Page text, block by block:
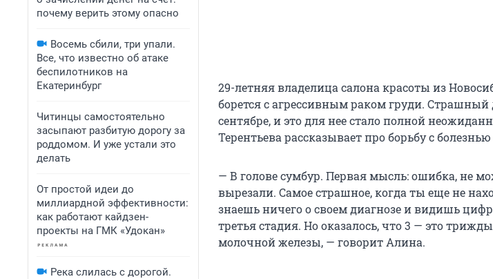
почему верить этому опасно
Восемь сбили, три упали.
Все, что известно об атаке
беспилотников на
Екатеринбург
Читинцы самостоятельно
засыпают разбитую дорогу за
роддомом. И уже устали это
делать
От простой идеи до
миллиардной эффективности:
как работают кайдзен-
проекты на ГМК «Удокан»
Река слилась с дорогой.
29-летняя владелица салона красоты из
борется с агрессивным раком груди. Страшный
сентябре, и это для нее стало полной
Терентьева рассказывает про борьбу с
— В голове сумбур. Первая мысль: ошибка, не
вырезали. Самое страшное, когда ты еще не
знаешь ничего о своем диагнозе и видишь
третья стадия. Но оказалось, что 3 — это
молочной железы, — говорит Алина.